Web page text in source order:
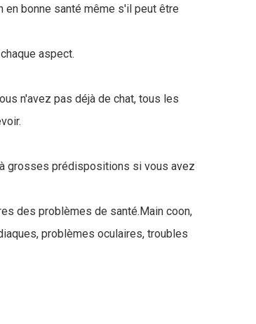
en bonne santé même s'il peut être
aspect.
n'avez pas déjà de chat, tous les
grosses prédispositions si vous avez
des problèmes de santé.Main coon,
problèmes oculaires, troubles